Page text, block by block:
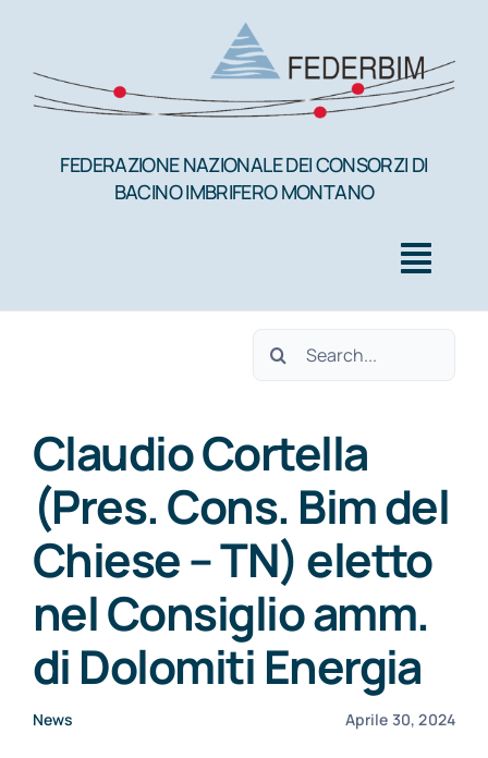
contenuto
FEDERAZIONE NAZIONALE DEI CONSORZI DI
BACINO IMBRIFERO MONTANO
HOME
FEDERBIM
CONSORZI BIM
NEWS
CONTATTI
Cerca
Claudio Cortella
(Pres. Cons. Bim del
Chiese – TN) eletto
nel Consiglio amm.
di Dolomiti Energia
News Aprile 30, 2024